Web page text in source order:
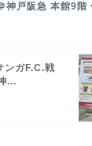
神戸阪急 本館9階
ンガF.C.戦
...